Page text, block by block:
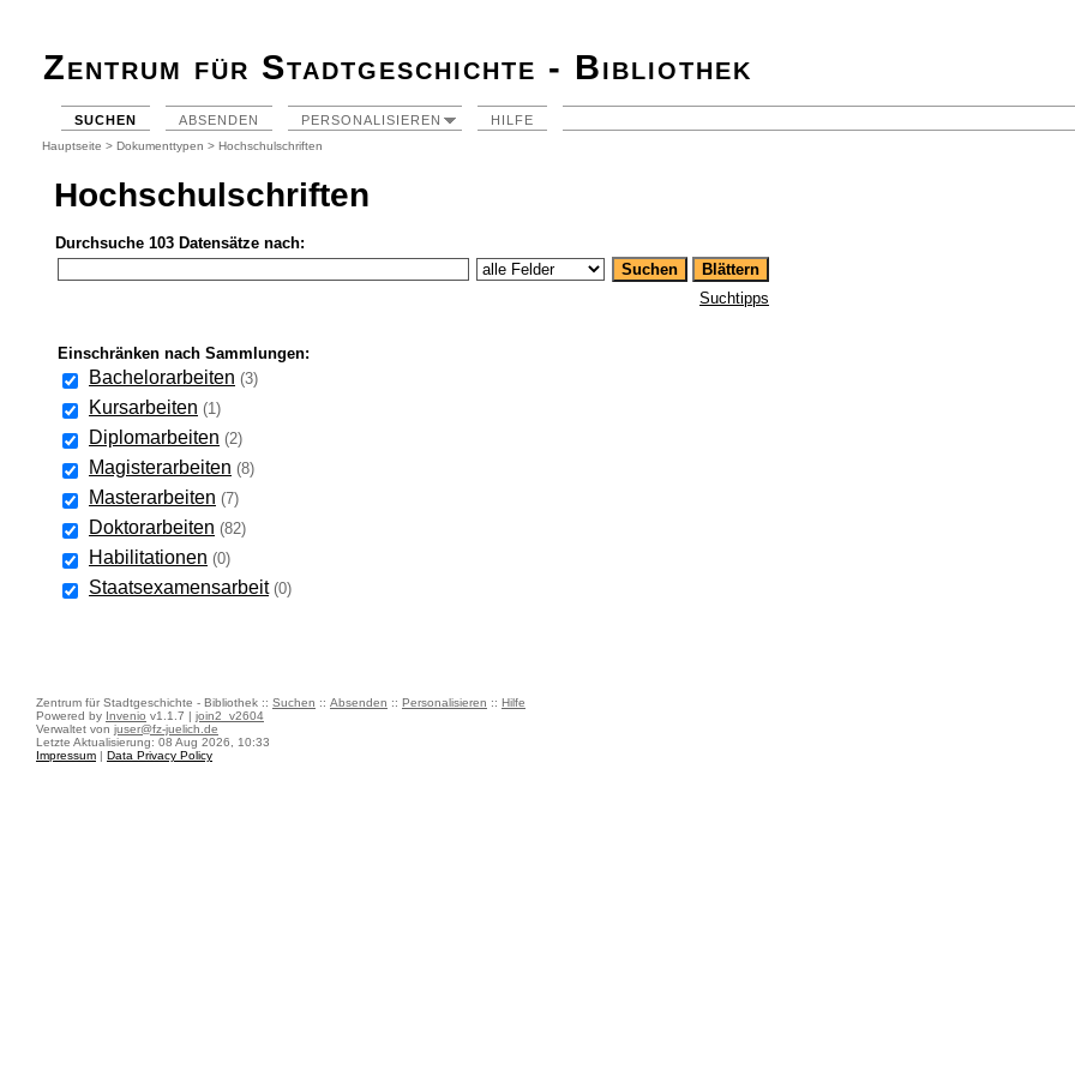
Zentrum für Stadtgeschichte - Bibliothek
SUCHEN ABSENDEN PERSONALISIEREN HILFE
Hauptseite > Dokumenttypen > Hochschulschriften
Hochschulschriften
Durchsuche 103 Datensätze nach:
Suchtipps
Einschränken nach Sammlungen:
Bachelorarbeiten (3)
Kursarbeiten (1)
Diplomarbeiten (2)
Magisterarbeiten (8)
Masterarbeiten (7)
Doktorarbeiten (82)
Habilitationen (0)
Staatsexamensarbeit (0)
Zentrum für Stadtgeschichte - Bibliothek :: Suchen :: Absenden :: Personalisieren :: Hilfe
Powered by Invenio v1.1.7 | join2_v2604
Verwaltet von juser@fz-juelich.de
Letzte Aktualisierung: 08 Aug 2026, 10:33
Impressum | Data Privacy Policy